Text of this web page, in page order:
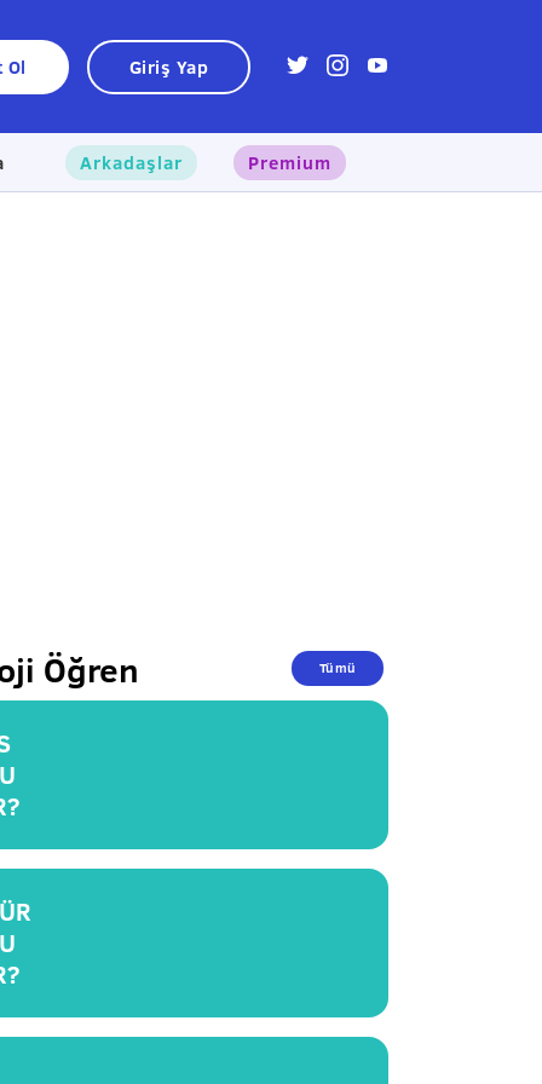
Ol Giriş Yap
Arkadaşlar Premium
Öğren Tümü